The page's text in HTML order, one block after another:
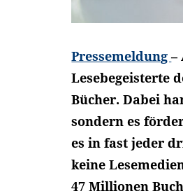
Pressemeldung–
Lesebegeisterte
Bücher. Dabei
sondern es
es in fast jeder
keine
47 Millionen